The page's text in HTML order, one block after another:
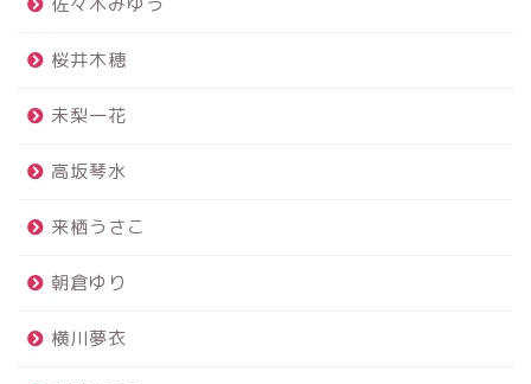
桜井木穂
未梨一花
高坂琴水
来栖うさこ
朝倉ゆり
横川夢衣